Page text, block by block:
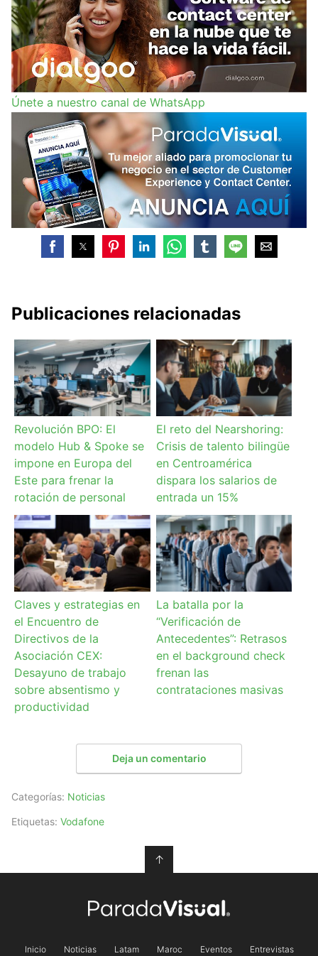
Únete a nuestro canal de WhatsApp
Publicaciones relacionadas
Revolución BPO: El
modelo Hub & Spoke se
impone en Europa del
Este para frenar la
rotación de personal
El reto del Nearshoring:
Crisis de talento bilingüe
en Centroamérica
dispara los salarios de
entrada un 15%
Claves y estrategias en
el Encuentro de
Directivos de la
Asociación CEX:
Desayuno de trabajo
sobre absentismo y
productividad
La batalla por la
“Verificación de
Antecedentes”: Retrasos
en el background check
frenan las
contrataciones masivas
Deja un comentario
Categorías: Noticias
Etiquetas: Vodafone
↑
Inicio Noticias Latam Maroc Eventos
Entrevistas